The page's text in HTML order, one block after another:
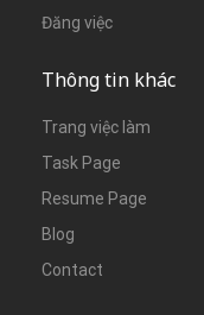
Đăng việc
Thông tin khác
Trang việc làm
Task Page
Resume Page
Blog
Contact